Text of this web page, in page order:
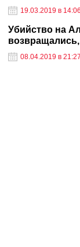
19.03.2019 в 14:06
Убийство на
08.04.2019 в 21:27